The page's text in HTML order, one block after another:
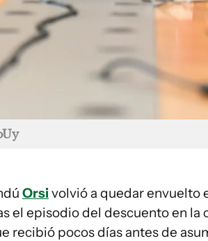
Orsivolvió a quedar envuelto
el episodio del descuento en la
recibió pocos días antes de